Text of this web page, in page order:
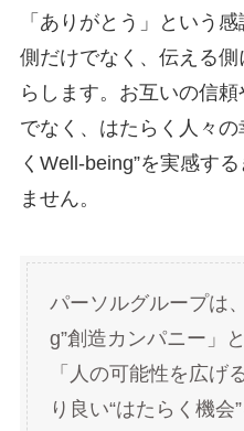
「ありがとう」という
側だけでなく、伝える
らします。お互いの信
でなく、はたらく人々
くWell-being”を実感す
ません。
パーソルグループは
g”創造カンパニー」
「人の可能性を広げ
り良い“はたらく機会